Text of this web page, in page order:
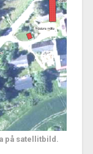
på satellitbild.